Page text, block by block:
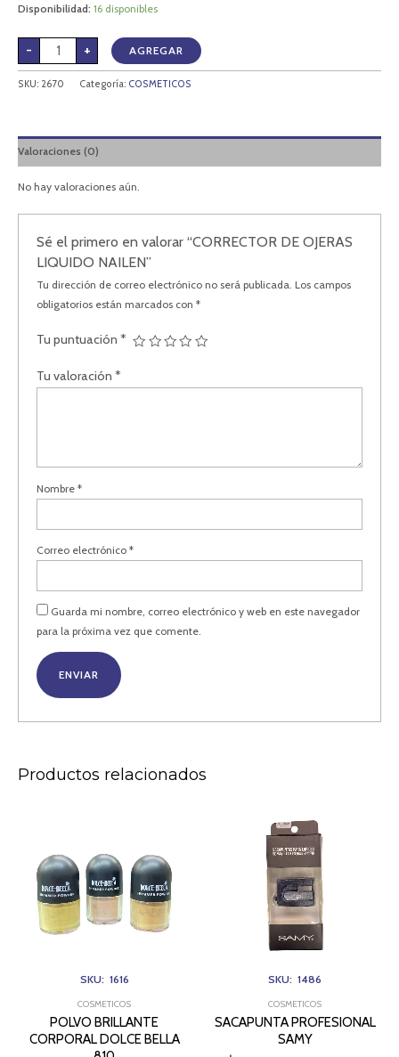
Disponibilidad: 16 disponibles
- + AGREGAR
SKU: 2670 Categoría: COSMETICOS
Valoraciones (0)
No hay valoraciones aún.
Sé el primero en valorar “CORRECTOR DE OJERAS
LIQUIDO NAILEN”
Tu dirección de correo electrónico no será publicada. Los campos
obligatorios están marcados con*
Tu puntuación*
Tu valoración*
Nombre*
Correo electrónico*
Guarda mi nombre, correo electrónico y web en este navegador
para la próxima vez que comente.
Productos relacionados
SKU: 1616
COSMETICOS
POLVO BRILLANTE
CORPORAL DOLCE BELLA
810
cantidad
SKU: 1486
COSMETICOS
SACAPUNTA PROFESIONAL
SAMY
cantidad